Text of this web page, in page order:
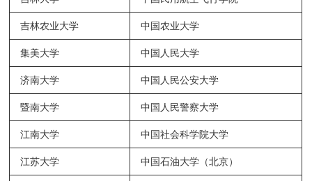
吉林农业大学 中国农业大学
集美大学 中国人民大学
济南大学 中国人民公安大学
暨南大学 中国人民警察大学
江南大学 中国社会科学院大学
江苏大学 中国石油大学（北京）